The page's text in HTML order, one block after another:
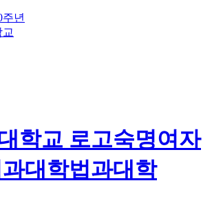
년
학교 로고숙명여자
대학법과대학